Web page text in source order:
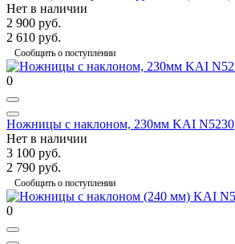
Нет в наличии
2 900 руб.
2 610 руб.
Сообщить о поступлении
0
Ножницы с наклоном, 230мм KAI N5230
Нет в наличии
3 100 руб.
2 790 руб.
Сообщить о поступлении
0